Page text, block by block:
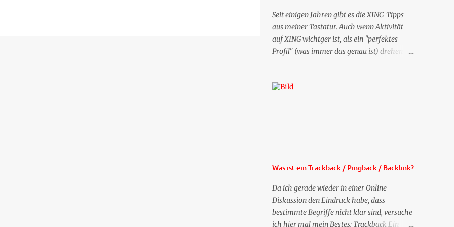
Seit einigen Jahren gibt es die XING-Tipps
aus meiner Tastatur. Auch wenn Aktivität
auf XING wichtger ist, als ein "perfektes
Profil" (was immer das genau ist) drehen
es jetzt die Profil-Fragen zu XING als eigene
auf meiner XING-Seite oder hier oben rechts
im Blog. Die Profilfragen werde ich
mittelfristig aus der normalen XING-Tipp-
Mail entfernen, da ich sie so nur an einer
Stelle pflegen muss.
Was ist ein Trackback / Pingback / Backlink?
Da ich gerade wieder in einer Online-
Diskussion den Eindruck habe, dass
bestimmte Begriffe nicht klar sind, versuche
ich hier mal mein Bestes: Trackback Ein